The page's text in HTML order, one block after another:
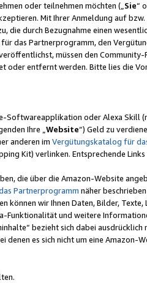
oder teilnehmen möchten („Sie“
Mit Ihrer Anmeldung auf
die durch Bezugnahme einen
das Partnerprogramm, den
müssen den Community-
oder entfernt werden. Bitte lies die
Softwareapplikation oder Alexa Skill
Ihre „ Website“) Geld zu
anderen im Vergütungskatalog für
Kit) verlinken. Entsprechende Links
die über die Amazon-Website
Partnerprogramm näher
können wir Ihnen Daten, Bilder, Texte,
Funktionalität und weitere
bezieht sich dabei ausdrücklich
es sich nicht um eine Amazon-